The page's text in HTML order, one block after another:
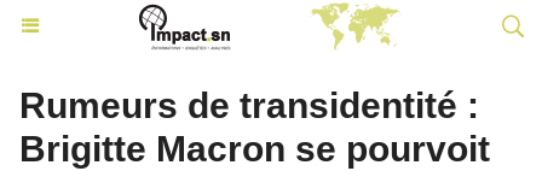
Rumeurs de transidentité :
Brigitte Macron se pourvoit